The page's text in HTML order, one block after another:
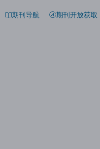
期刊导航 期刊开放获取